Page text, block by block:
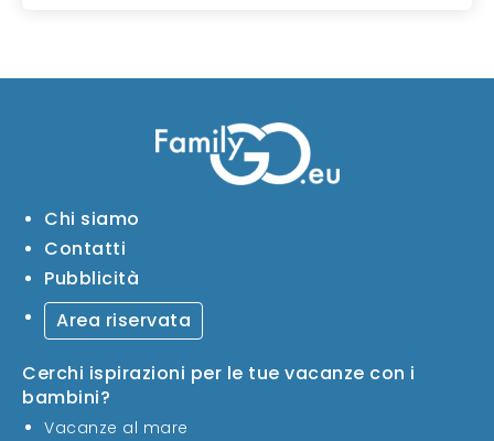
Chi siamo
Contatti
Pubblicità
Area riservata
Cerchi ispirazioni per le tue vacanze con i
bambini?
Vacanze al mare